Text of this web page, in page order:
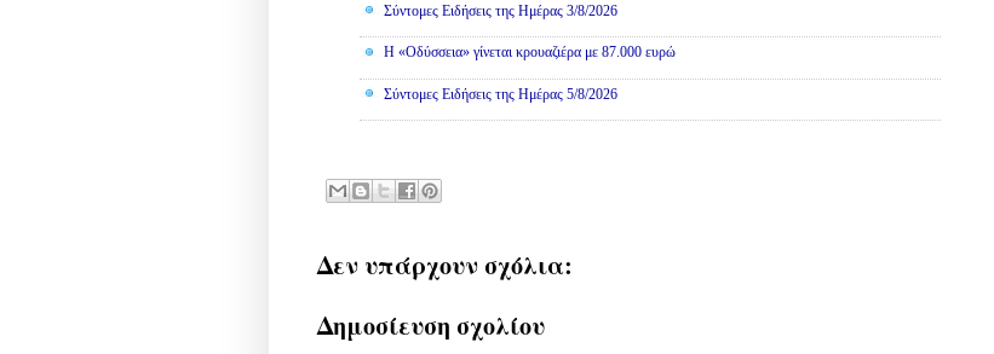
Σύντομες Ειδήσεις της Ημέρας 3/8/2026
Η «Οδύσσεια» γίνεται κρουαζιέρα με 87.000 ευρώ
Σύντομες Ειδήσεις της Ημέρας 5/8/2026
Δεν υπάρχουν σχόλια:
Δημοσίευση σχολίου